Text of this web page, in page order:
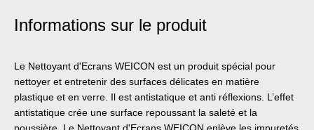
Informations sur le produit
Le Nettoyant d'Ecrans WEICON est un produit spécial pour
nettoyer et entretenir des surfaces délicates en matière
plastique et en verre. Il est antistatique et anti réflexions. L’effet
antistatique crée une surface repoussant la saleté et la